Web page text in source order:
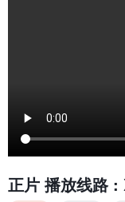
正片 播放线路 :